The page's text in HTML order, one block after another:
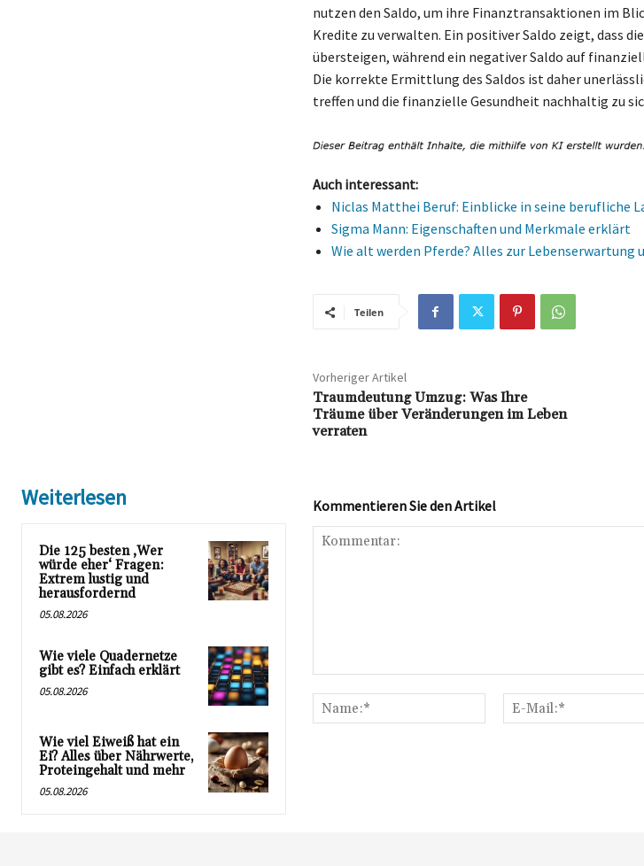
nutzen den Saldo, um ihre Finanztransaktionen im
Kredite zu verwalten. Ein positiver Saldo zeigt, dass
übersteigen, während ein negativer Saldo auf
Die korrekte Ermittlung des Saldos ist daher
treffen und die finanzielle Gesundheit nachhaltig zu
Auch interessant:
Niclas Matthei Beruf: Einblicke in seine berufliche
Sigma Mann: Eigenschaften und Merkmale erklärt
Wie alt werden Pferde? Alles zur Lebenserwartung
Teilen
Vorheriger Artikel
Traumdeutung Umzug: Was Ihre
Träume über Veränderungen im Leben
verraten
Weiterlesen
Die 125 besten ‚Wer
würde eher‘ Fragen:
Extrem lustig und
herausfordernd
05.08.2026
Wie viele Quadernetze
gibt es? Einfach erklärt
05.08.2026
Wie viel Eiweiß hat ein
Ei? Alles über Nährwerte,
Proteingehalt und mehr
05.08.2026
Kommentieren Sie den Artikel
Name:*